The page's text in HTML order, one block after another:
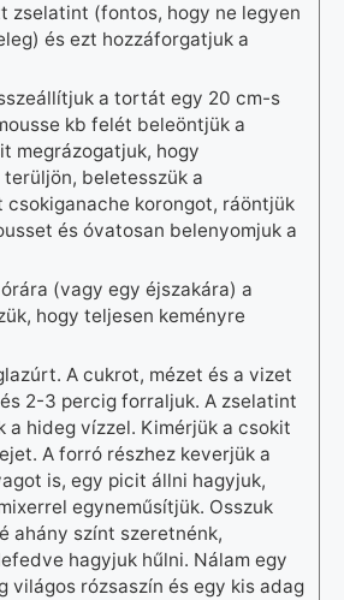
zselatint (fontos, hogy ne legyen
és ezt hozzáforgatjuk a
a tortát egy 20 cm-s
kb felét beleöntjük a
megrázogatjuk, hogy
beletesszük a
csokiganache korongot, ráöntjük
és óvatosan belenyomjuk a
(vagy egy éjszakára) a
hogy teljesen keményre
A cukrot, mézet és a vizet
2-3 percig forraljuk. A zselatint
a hideg vízzel. Kimérjük a csokit
A forró részhez keverjük a
is, egy picit állni hagyjuk,
egyneműsítjük. Osszuk
ahány színt szeretnénk,
hagyjuk hűlni. Nálam egy
világos rózsaszín és egy kis adag